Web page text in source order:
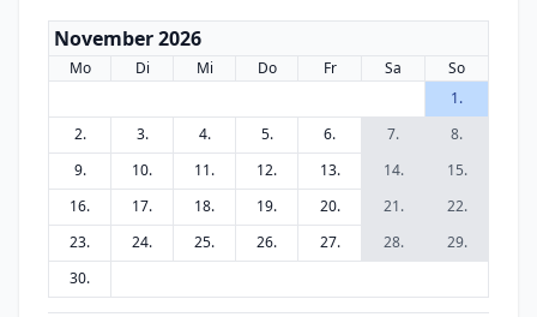
November 2026
Mo Di Mi Do Fr Sa
So
1.
2.
3. 4. 5. 6. 7.
8.
9.
10. 11. 12. 13. 14.
15.
16.
17. 18. 19. 20. 21.
22.
23.
24. 25. 26. 27. 28.
29.
30.